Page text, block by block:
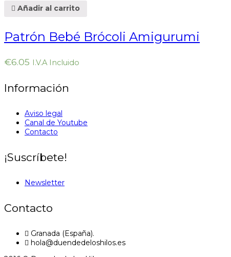
Añadir al carrito
Patrón Bebé Brócoli Amigurumi
€6.05 I.V.A Incluido
Información
Aviso legal
Canal de Youtube
Contacto
¡Suscríbete!
Newsletter
Contacto
Granada (España).
hola@duendedeloshilos.es